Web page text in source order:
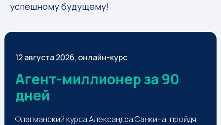
успешному будущему!
Агент-миллионер за 90
дней
Флагманский курса Александра Санкина, пройдя
12 августа 2026, онлайн-курс